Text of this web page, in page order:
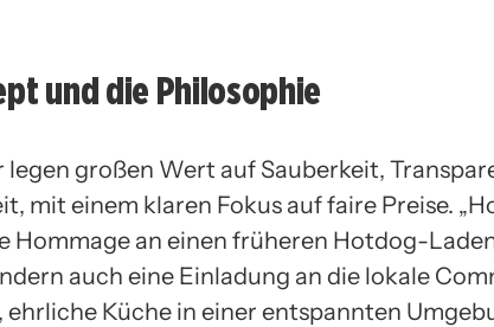
und die Philosophie
legen großen Wert auf Sauberkeit,
mit einem klaren Fokus auf faire Preise.
Hommage an einen früheren Hotdog-
auch eine Einladung an die lokale
Küche in einer entspannten